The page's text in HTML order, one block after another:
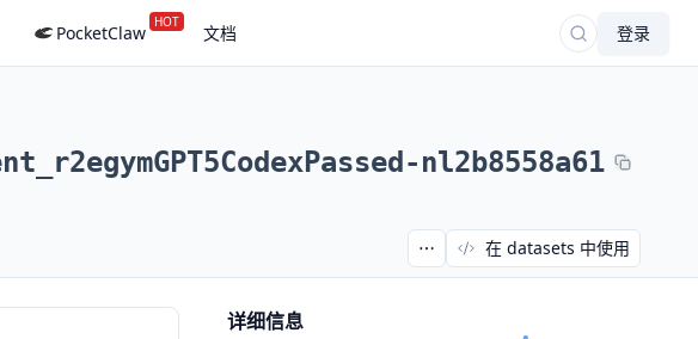
PocketClaw HOT 文档 登录
nl2b8558a61
在 datasets 中使用
详细信息